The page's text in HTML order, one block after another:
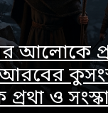
আলোকে
ও